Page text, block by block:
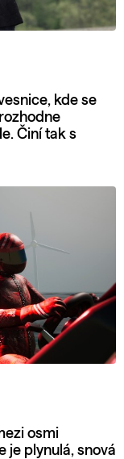
kde se
Činí tak s
osmi
je plynulá, snová